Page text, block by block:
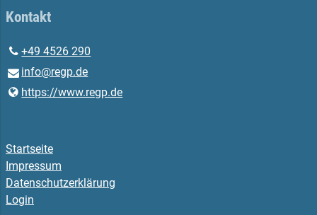
Kontakt
+49 4526 290
info@​regp.​de
https://www.​regp.​de
Startseite
Impressum
Datenschutzerklärung
Login